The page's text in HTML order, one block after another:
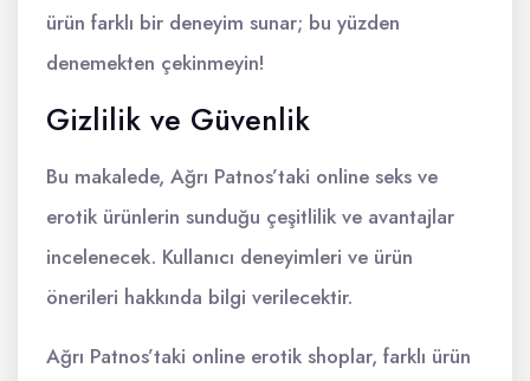
ürün farklı bir deneyim sunar; bu yüzden
denemekten çekinmeyin!
Gizlilik ve Güvenlik
Bu makalede, Ağrı Patnos’taki online seks ve
erotik ürünlerin sunduğu çeşitlilik ve avantajlar
incelenecek. Kullanıcı deneyimleri ve ürün
önerileri hakkında bilgi verilecektir.
Ağrı Patnos’taki online erotik shoplar, farklı ürün